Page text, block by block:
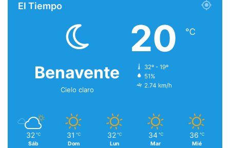
El Tiempo
Benavente
Cielo claro
20 ℃
32º - 19º
51%
2.74 km/h
32 ℃
Sáb
31 ℃
Dom
32 ℃
Lun
34 ℃
Mar
36 ℃
Mié